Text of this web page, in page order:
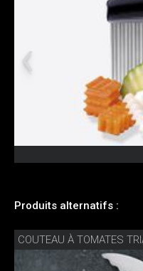
Produits alternatifs :
COUTEAU À TOMATES